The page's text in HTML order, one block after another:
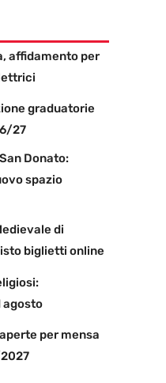
affidamento per
graduatorie
27
Donato:
spazio
di
biglietti online
agosto
per mensa